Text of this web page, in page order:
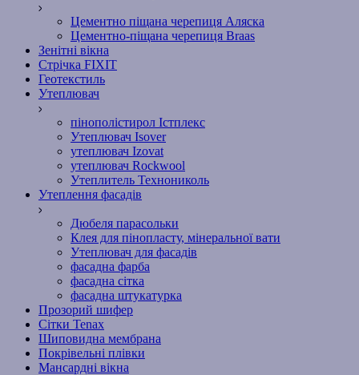
Цементно піщана черепиця Аляска
Цементно-піщана черепиця Braas
Зенітні вікна
Стрічка FIXIT
Геотекстиль
Утеплювач
пінополістирол Істплекс
Утеплювач Isover
утеплювач Izovat
утеплювач Rockwool
Утеплитель Технониколь
Утеплення фасадів
Дюбеля парасольки
Клея для пінопласту, мінеральної вати
Утеплювач для фасадів
фасадна фарба
фасадна сітка
фасадна штукатурка
Прозорий шифер
Сітки Tenax
Шиповидна мембрана
Покрівельні плівки
Мансардні вікна